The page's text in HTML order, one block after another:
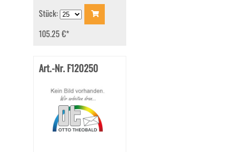
Stück:
105.25 €*
Art.-Nr. F120250